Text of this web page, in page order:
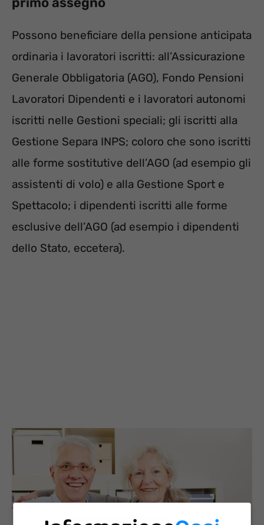
Possono beneficiare della pensione anticipata
ordinaria i lavoratori iscritti: all’Assicurazione
Generale Obbligatoria (AGO), Fondo Pensioni
Lavoratori Dipendenti e i lavoratori autonomi
iscritti nelle Gestioni speciali; gli iscritti alla
Gestione Separa INPS; coloro che sono iscritti
alle forme sostitutive dell’AGO (ad esempio gli
assistenti di volo) e alla Gestione Sport e
Spettacolo; i dipendenti iscritti alle forme
esclusive dell’AGO (ad esempio i dipendenti
dello Stato, eccetera).